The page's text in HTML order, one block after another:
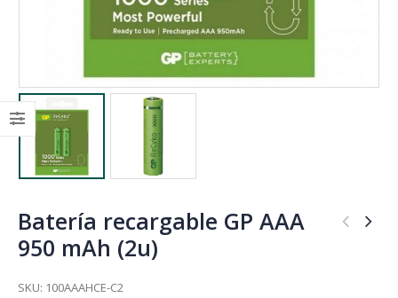
Batería recargable GP AAA
950 mAh (2u)
SKU: 100AAAHCE-C2